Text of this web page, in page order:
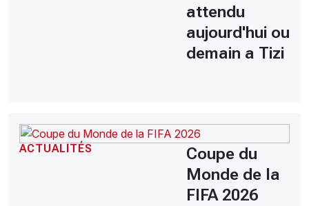
attendu
aujourd'hui ou
demain a Tizi
ACTUALITÉS
Coupe du
Monde de la
FIFA 2026